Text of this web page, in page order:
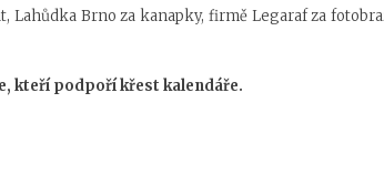
Lahůdka Brno za kanapky, firmě Legaraf za
kteří podpoří křest kalendáře.